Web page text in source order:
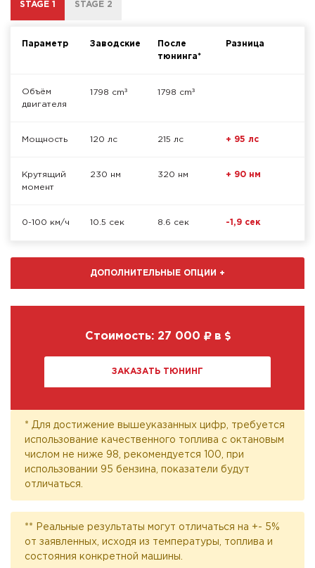
STAGE 1 STAGE 2
Параметр Заводские
После
тюнинга*
Разница
Объём
двигателя
1798 cm³ 1798 cm³
Мощность 120 лс 215 лс + 95 лс
Крутящий
момент
230 нм 320 нм + 90 нм
0-100 км/ч 10.5 сек 8.6 сек -1,9 сек
ДОПОЛНИТЕЛЬНЫЕ ОПЦИИ +
Стоимость: 27 000 в
ЗАКАЗАТЬ ТЮНИНГ
* Для достижение вышеуказанных цифр, требуется
использование качественного топлива с октановым
числом не ниже 98, рекомендуется 100, при
использовании 95 бензина, показатели будут
отличаться.
** Реальные результаты могут отличаться на +- 5%
от заявленных, исходя из температуры, топлива и
состояния конкретной машины.